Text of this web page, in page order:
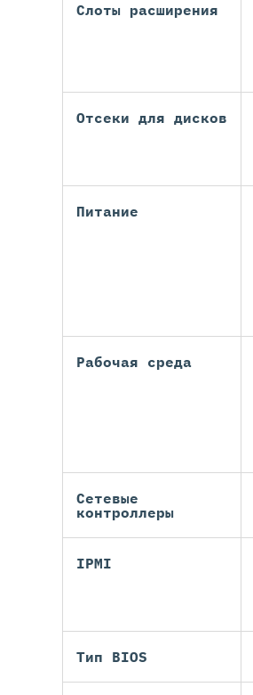
Слоты расширения
Отсеки для дисков
Питание
Рабочая среда
Сетевые
контроллеры
IPMI
Тип BIOS